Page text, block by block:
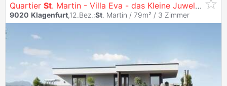
Quartier St. Martin - Villa Eva - das Kleine Juwel am Konradweg
9020 Klagenfurt,12.Bez.:St. Martin / 79m² / 3 Zimmer